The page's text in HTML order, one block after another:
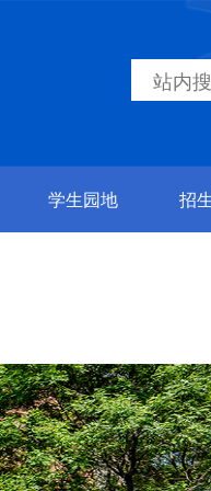
学生园地 招